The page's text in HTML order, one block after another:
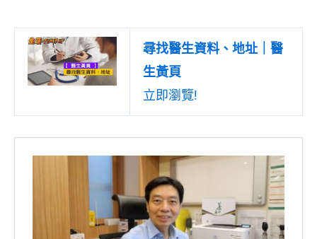
尋找醫生資料、地址｜醫
生黃頁
立即瀏覽!